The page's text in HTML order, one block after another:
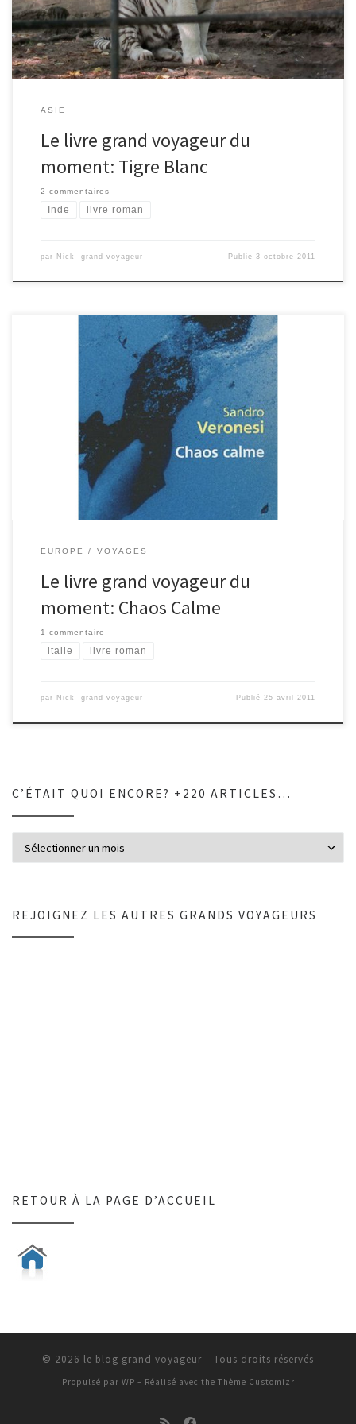
J’ai lu le livre pendant […]
ASIE
Le livre grand voyageur du
moment: Tigre Blanc
2 commentaires
Inde livre roman
par Nick- grand voyageur Publié3 octobre 2011
Ça fait un moment que je n’ai plus partagé mes livres favoris. Cette
fois-ci je vous présente Chaos calme de l’écrivain italien Sandro
Veronesi gagnant du « Prix Femina du roman étranger 2008″ (j’ai
mis le lien vers Amazon si vous êtes intéressé). Mon ami l’a
recommandé et j’ai profité d’un […]
EUROPE VOYAGES
Le livre grand voyageur du
moment: Chaos Calme
1 commentaire
italie livre roman
par Nick- grand voyageur Publié25 avril 2011
C’ÉTAIT QUOI ENCORE? +220 ARTICLES…
REJOIGNEZ LES AUTRES GRANDS VOYAGEURS
RETOUR À LA PAGE D’ACCUEIL
© 2026 le blog grand voyageur – Tous droits réservés
Propulsé par WP – Réalisé avec the Thème Customizr